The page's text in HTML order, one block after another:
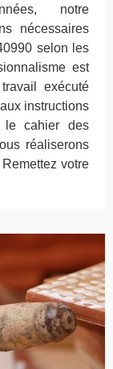
notre
nécessaires
selon les
est
exécuté
instructions
le cahier des
réaliserons
votre